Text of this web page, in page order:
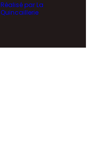
Réalisé par La
Quincaillerie